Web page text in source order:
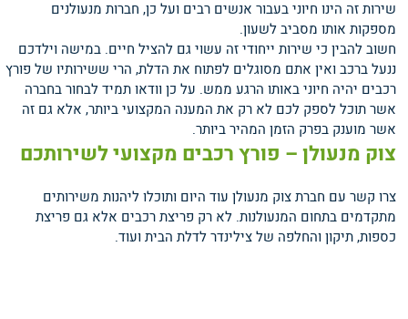
שירות זה הינו חיוני בעבור אנשים רבים ועל כן, חברות מנעולנים
מספקות אותו מסביב לשעון.
חשוב להבין כי שירות ייחודי זה עשוי גם להציל חיים. במישה וילדכם
ננעל ברכב ואין אתם מסוגלים לפתוח את הדלת, הרי ששירותיו של פורץ
רכבים יהיה חיוני באותו הרגע ממש. על כן וודאו תמיד לבחור בחברה
אשר תוכל לספק לכם לא רק את המענה המקצועי ביותר, אלא גם זה
אשר מוענק בפרק הזמן המהיר ביותר.
צוק מנעולן – פורץ רכבים מקצועי לשירותכם
צרו קשר עם חברת צוק מנעולן עוד היום ותוכלו ליהנות משירותים
מתקדמים בתחום המנעולנות. לא רק פריצת רכבים אלא גם פריצת
כספות, תיקון והחלפה של צילינדר לדלת הבית ועוד.